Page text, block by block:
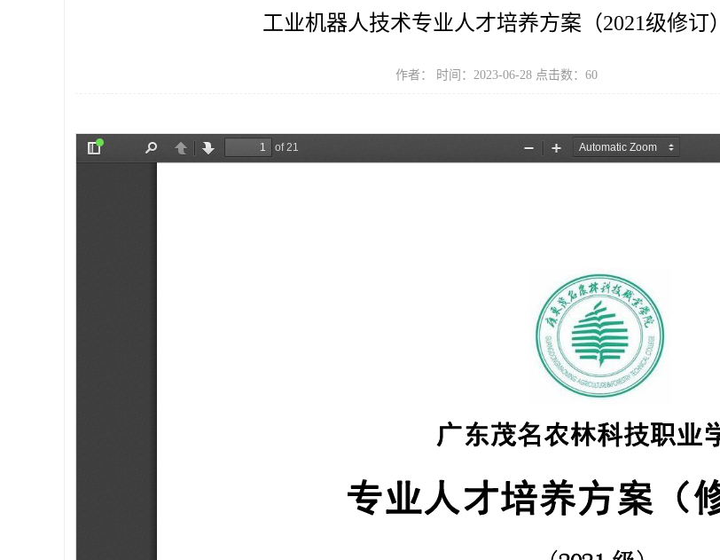
工业机器人技术专业人才培养方案（2021级修订）
作者： 时间：2023-06-28 点击数： 60